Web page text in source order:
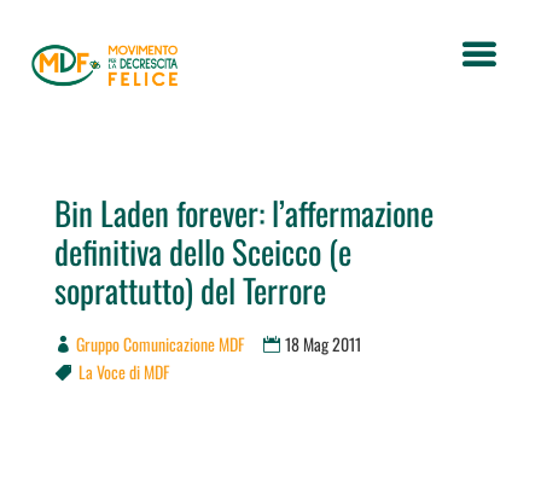
Bin Laden forever: l’affermazione
definitiva dello Sceicco (e
soprattutto) del Terrore
Gruppo Comunicazione MDF 18 Mag 2011
 La Voce di MDF